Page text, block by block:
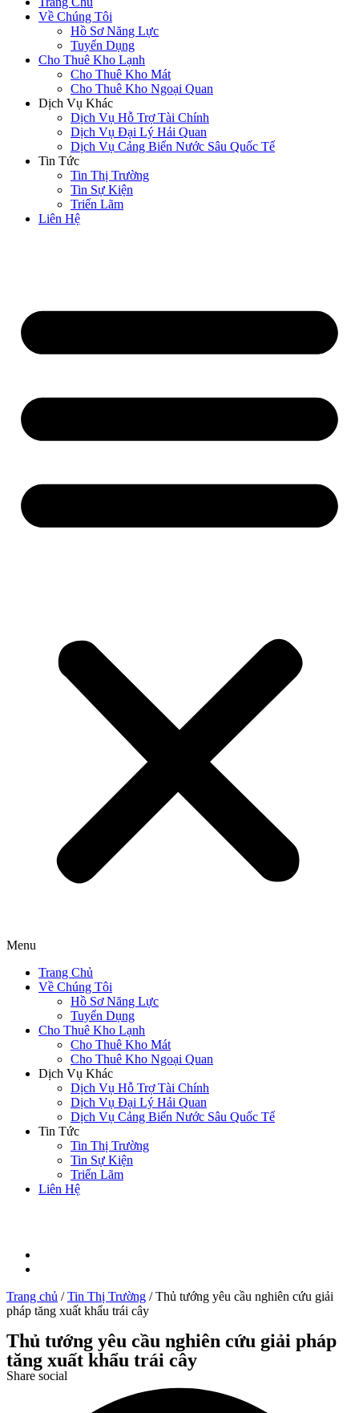
Về Chúng Tôi
Hồ Sơ Năng Lực
Tuyển Dụng
Cho Thuê Kho Lạnh
Cho Thuê Kho Mát
Cho Thuê Kho Ngoại Quan
Dịch Vụ Khác
Dịch Vụ Hỗ Trợ Tài Chính
Dịch Vụ Đại Lý Hải Quan
Dịch Vụ Cảng Biển Nước Sâu Quốc Tế
Tin Tức
Tin Thị Trường
Tin Sự Kiện
Triển Lãm
Liên Hệ
Menu
Trang Chủ
Về Chúng Tôi
Hồ Sơ Năng Lực
Tuyển Dụng
Cho Thuê Kho Lạnh
Cho Thuê Kho Mát
Cho Thuê Kho Ngoại Quan
Dịch Vụ Khác
Dịch Vụ Hỗ Trợ Tài Chính
Dịch Vụ Đại Lý Hải Quan
Dịch Vụ Cảng Biển Nước Sâu Quốc Tế
Tin Tức
Tin Thị Trường
Tin Sự Kiện
Triển Lãm
Liên Hệ
Trang chủ /Tin Thị Trường /Thủ tướng yêu cầu nghiên cứu giải
pháp tăng xuất khẩu trái cây
Thủ tướng yêu cầu nghiên cứu giải pháp
tăng xuất khẩu trái cây
Share social